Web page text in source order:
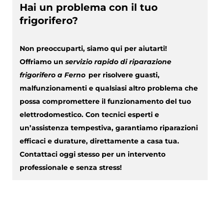
Hai un problema con il tuo
frigorifero?
Non preoccuparti, siamo qui per aiutarti!
Offriamo un servizio rapido di riparazione
frigorifero a Ferno per risolvere guasti,
malfunzionamenti e qualsiasi altro problema che
possa compromettere il funzionamento del tuo
elettrodomestico. Con tecnici esperti e
un’assistenza tempestiva, garantiamo riparazioni
efficaci e durature, direttamente a casa tua.
Contattaci oggi stesso per un intervento
professionale e senza stress!